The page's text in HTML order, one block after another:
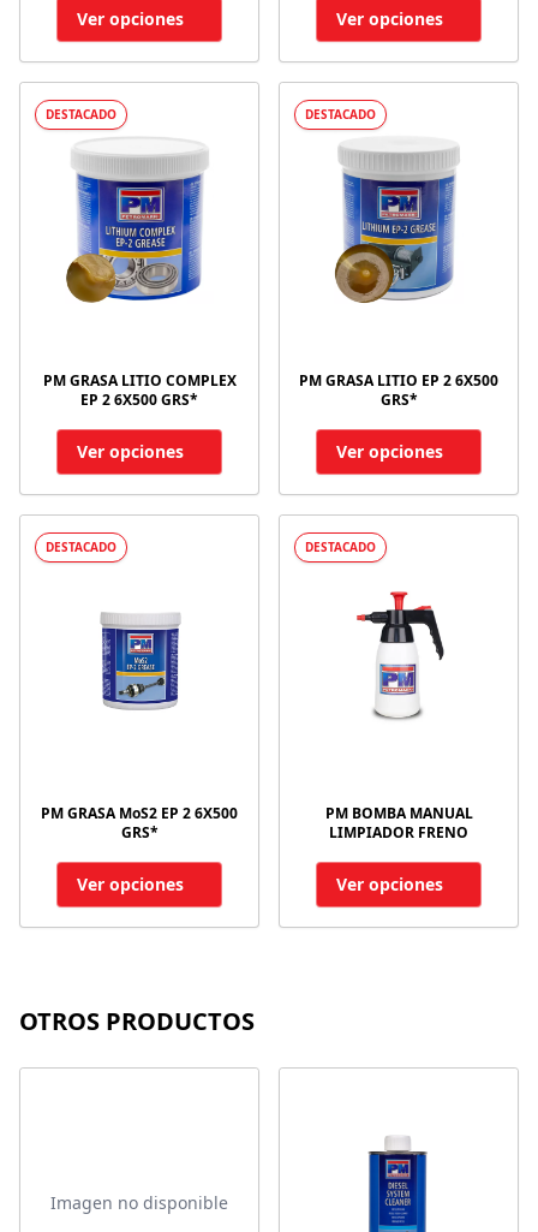
Ver opciones Ver opciones
DESTACADO
PM GRASA LITIO COMPLEX
EP 2 6X500 GRS*
Ver opciones
DESTACADO
PM GRASA LITIO EP 2 6X500
GRS*
Ver opciones
DESTACADO
PM GRASA MoS2 EP 2 6X500
GRS*
Ver opciones
DESTACADO
PM BOMBA MANUAL
LIMPIADOR FRENO
Ver opciones
OTROS PRODUCTOS
Imagen no disponible